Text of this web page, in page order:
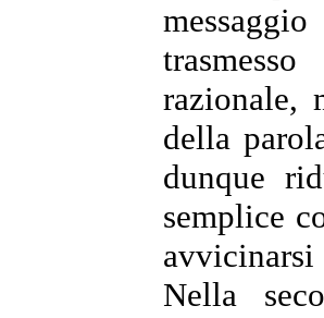
razionale,
della
dunque
semplice
Nella